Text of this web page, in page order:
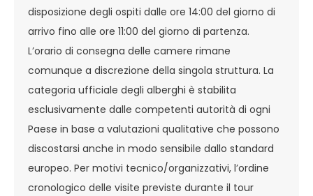
disposizione degli ospiti dalle ore 14:00 del giorno di
arrivo fino alle ore 11:00 del giorno di partenza.
L’orario di consegna delle camere rimane
comunque a discrezione della singola struttura. La
categoria ufficiale degli alberghi è stabilita
esclusivamente dalle competenti autorità di ogni
Paese in base a valutazioni qualitative che possono
discostarsi anche in modo sensibile dallo standard
europeo. Per motivi tecnico/organizzativi, l’ordine
cronologico delle visite previste durante il tour